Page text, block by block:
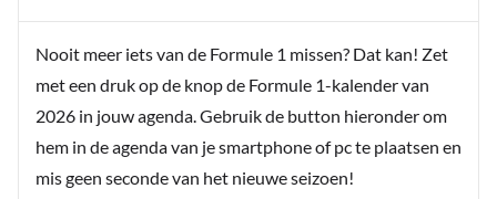
Williams zelf de broodjes voor de crew wilt smeren;-)
Nooit meer iets van de Formule 1 missen? Dat kan! Zet
met een druk op de knop de Formule 1-kalender van
2026 in jouw agenda. Gebruik de button hieronder om
hem in de agenda van je smartphone of pc te plaatsen en
mis geen seconde van het nieuwe seizoen!